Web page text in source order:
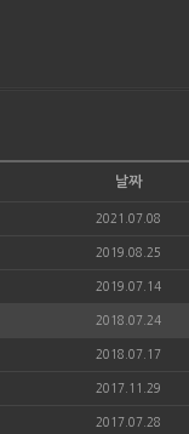
날짜
2021.07.08
2019.08.25
2019.07.14
2018.07.24
2018.07.17
2017.11.29
2017.07.28